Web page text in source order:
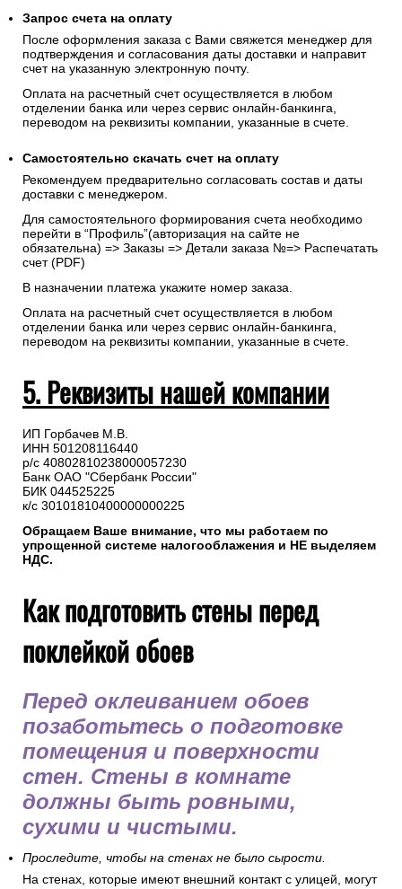
Для Юр. Лиц (без НДС): Заполните все поля формы и
Запрос счета на оплату
После оформления заказа с Вами свяжется менеджер для
подтверждения и согласования даты доставки и направит
счет на указанную электронную почту.
отделении банка или через сервис онлайн-банкинга,
Рекомендуем предварительно согласовать состав и даты
доставки с менеджером.
Для самостоятельного формирования счета необходимо
перейти в “Профиль”(авторизация на сайте не
обязательна) => Заказы => Детали заказа №=> Распечатать
счет (PDF)
В назначении платежа укажите номер заказа.
переводом на реквизиты компании, указанные в счете.
5. Реквизиты нашей компании
ИП Горбачев М.В.
ИНН 501208116440
р/с 40802810238000057230
Банк ОАО "Сбербанк России"
БИК 044525225
к/с 30101810400000000225
НДС.
Как подготовить стены перед
поклейкой обоев
Перед оклеиванием обоев
позаботьтесь о подготовке
помещения и поверхности
стен. Стены в комнате
должны быть ровными,
сухими и чистыми.